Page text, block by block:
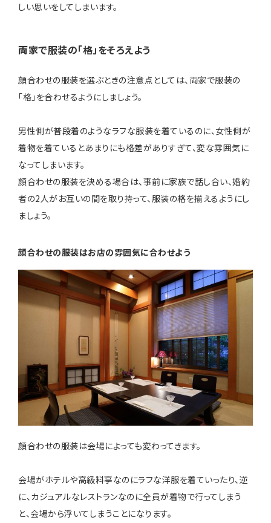
しい思いをしてしまいます。
両家で服装の「格」をそろえよう
顔合わせの服装を選ぶときの注意点としては、両家で服装の
「格」を合わせるようにしましょう。
男性側が普段着のようなラフな服装を着ているのに、女性側が
着物を着ているとあまりにも格差がありすぎて、変な雰囲気に
なってしまいます。
顔合わせの服装を決める場合は、事前に家族で話し合い、婚約
者の2人がお互いの間を取り持って、服装の格を揃えるようにし
ましょう。
顔合わせの服装はお店の雰囲気に合わせよう
顔合わせの服装は会場によっても変わってきます。
会場がホテルや高級料亭なのにラフな洋服を着ていったり、逆
に、カジュアルなレストランなのに全員が着物で行ってしまう
と、会場から浮いてしまうことになります。